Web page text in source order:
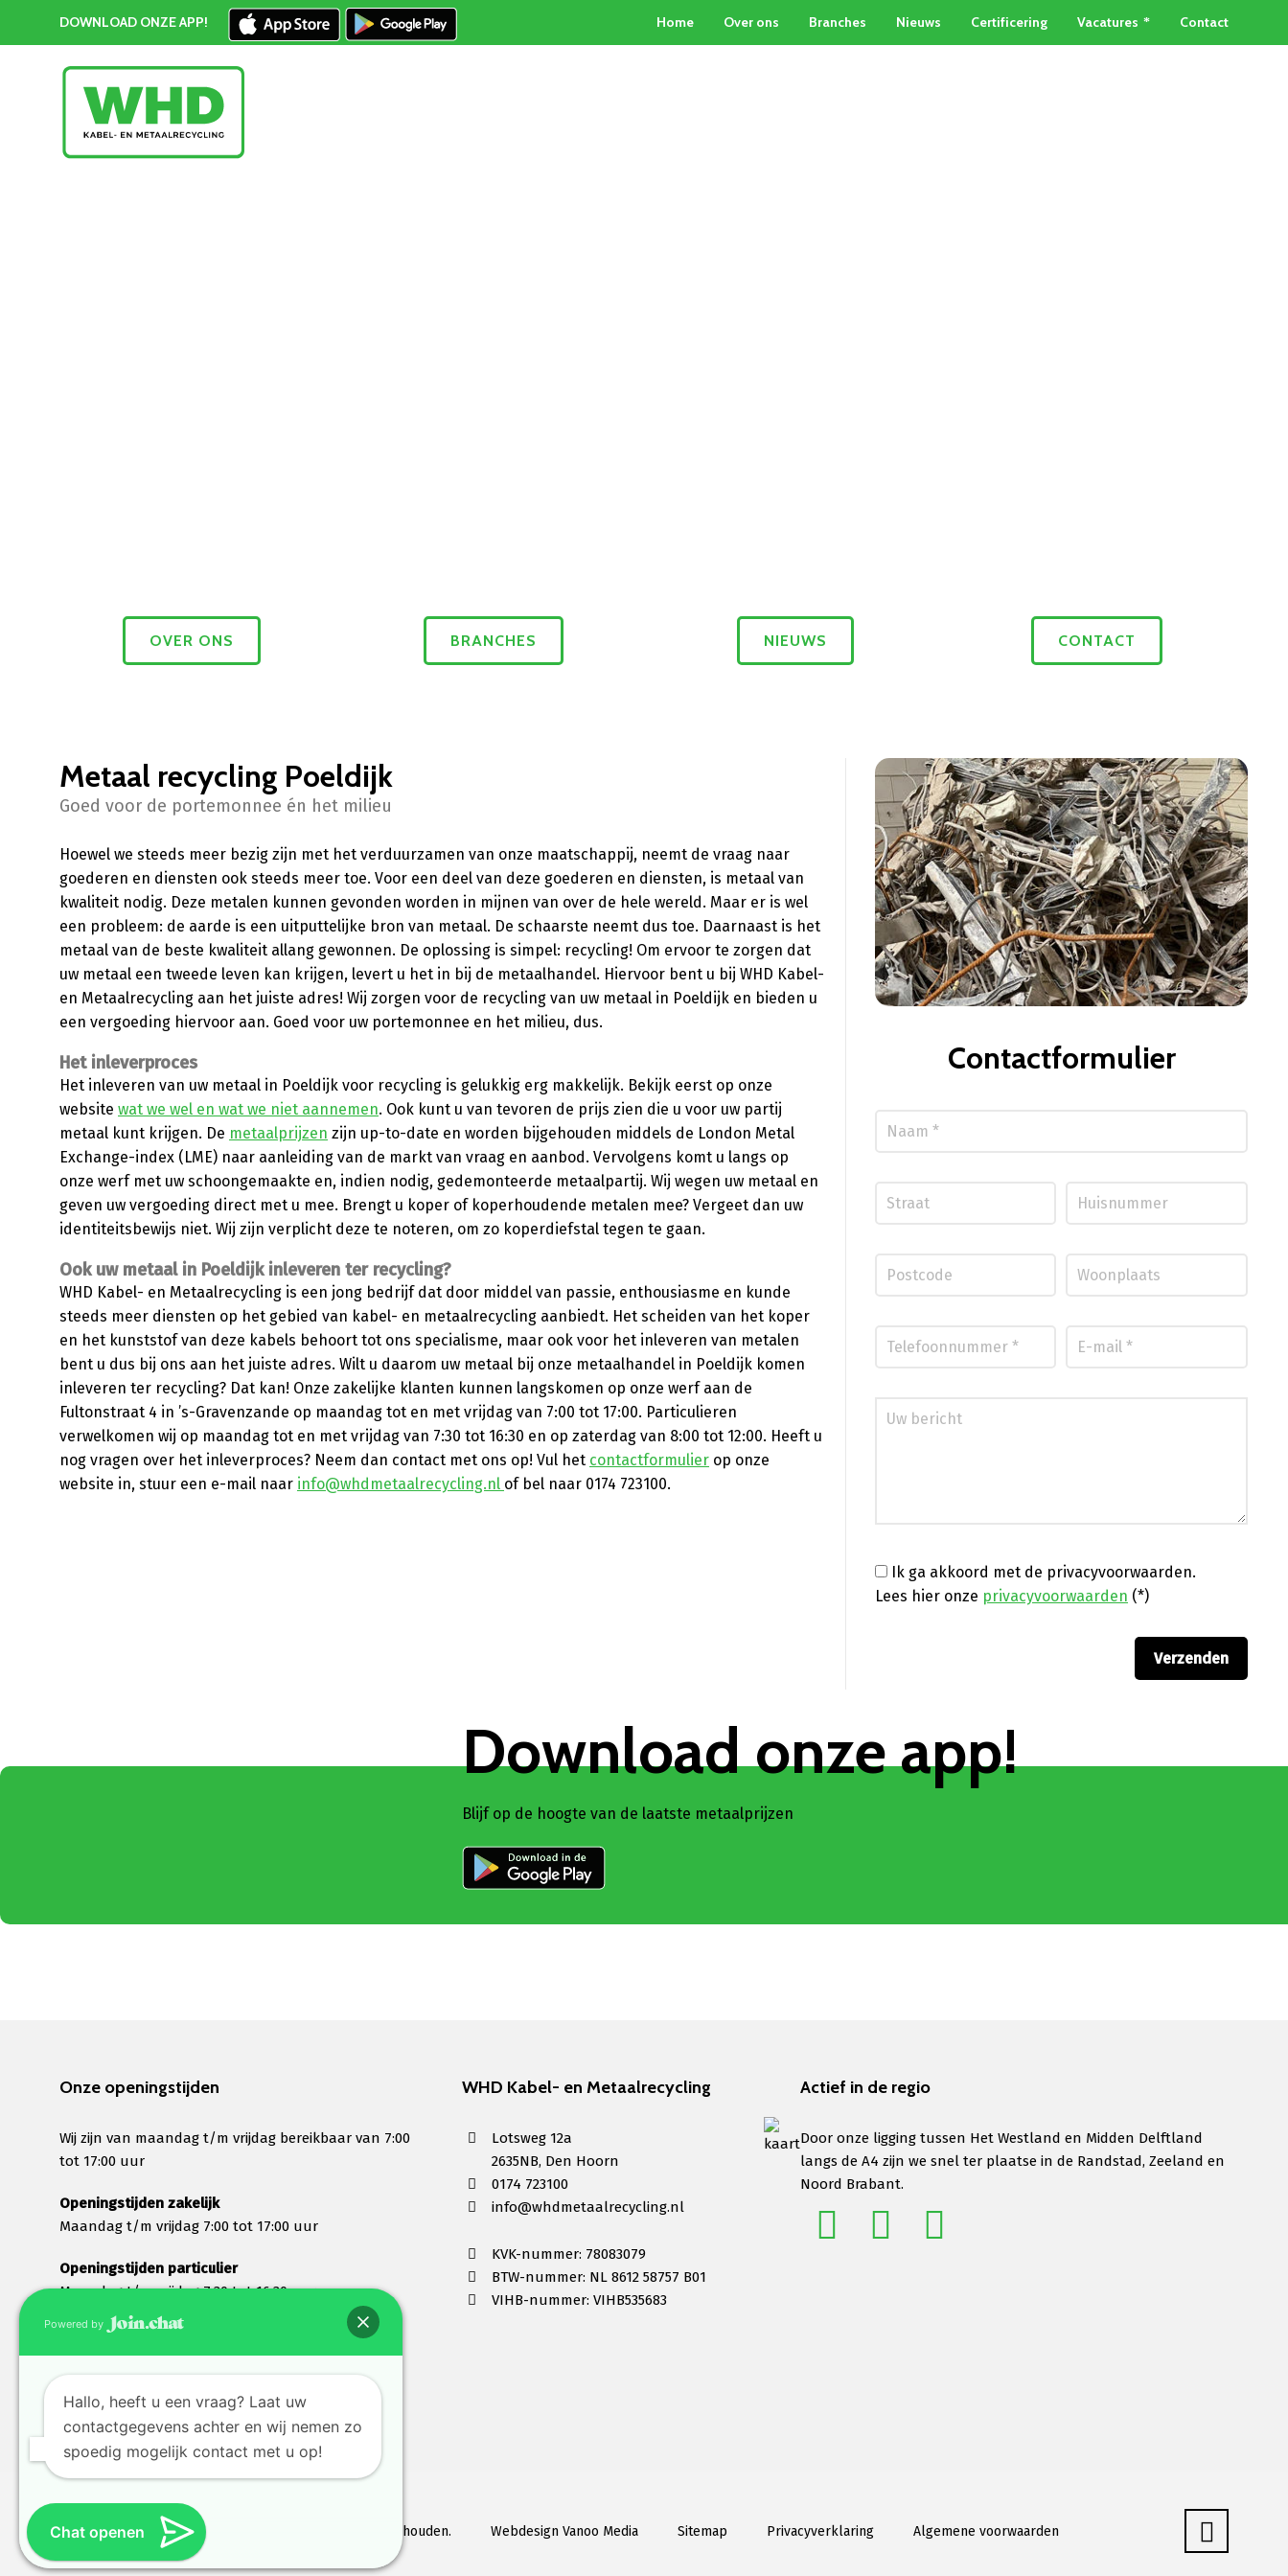
DOWNLOAD ONZE APP! Home Over ons Branches Nieuws Certificering Vacatures Contact
OVER ONS BRANCHES NIEUWS CONTACT
Metaal recycling Poeldijk
Goed voor de portemonnee én het milieu
Hoewel we steeds meer bezig zijn met het verduurzamen van onze maatschappij, neemt de vraag naar
goederen en diensten ook steeds meer toe. Voor een deel van deze goederen en diensten, is metaal van
kwaliteit nodig. Deze metalen kunnen gevonden worden in mijnen van over de hele wereld. Maar er is wel
een probleem: de aarde is een uitputtelijke bron van metaal. De schaarste neemt dus toe. Daarnaast is het
metaal van de beste kwaliteit allang gewonnen. De oplossing is simpel: recycling! Om ervoor te zorgen dat
uw metaal een tweede leven kan krijgen, levert u het in bij de metaalhandel. Hiervoor bent u bij WHD Kabel-
en Metaalrecycling aan het juiste adres! Wij zorgen voor de recycling van uw metaal in Poeldijk en bieden u
een vergoeding hiervoor aan. Goed voor uw portemonnee en het milieu, dus.
Het inleverproces
Het inleveren van uw metaal in Poeldijk voor recycling is gelukkig erg makkelijk. Bekijk eerst op onze
website wat we wel en wat we niet aannemen. Ook kunt u van tevoren de prijs zien die u voor uw partij
metaal kunt krijgen. De metaalprijzen zijn up-to-date en worden bijgehouden middels de London Metal
Exchange-index (LME) naar aanleiding van de markt van vraag en aanbod. Vervolgens komt u langs op
onze werf met uw schoongemaakte en, indien nodig, gedemonteerde metaalpartij. Wij wegen uw metaal en
geven uw vergoeding direct met u mee. Brengt u koper of koperhoudende metalen mee? Vergeet dan uw
identiteitsbewijs niet. Wij zijn verplicht deze te noteren, om zo koperdiefstal tegen te gaan.
Ook uw metaal in Poeldijk inleveren ter recycling?
WHD Kabel- en Metaalrecycling is een jong bedrijf dat door middel van passie, enthousiasme en kunde
steeds meer diensten op het gebied van kabel- en metaalrecycling aanbiedt. Het scheiden van het koper
en het kunststof van deze kabels behoort tot ons specialisme, maar ook voor het inleveren van metalen
bent u dus bij ons aan het juiste adres. Wilt u daarom uw metaal bij onze metaalhandel in Poeldijk komen
inleveren ter recycling? Dat kan! Onze zakelijke klanten kunnen langskomen op onze werf aan de
Fultonstraat 4 in ’s-Gravenzande op maandag tot en met vrijdag van 7:00 tot 17:00. Particulieren
verwelkomen wij op maandag tot en met vrijdag van 7:30 tot 16:30 en op zaterdag van 8:00 tot 12:00. Heeft u
nog vragen over het inleverproces? Neem dan contact met ons op! Vul het contactformulier op onze
website in, stuur een e-mail naar info@whdmetaalrecycling.nl of bel naar 0174 723100.
Contactformulier
Ik ga akkoord met de privacyvoorwaarden.
Lees hier onze privacyvoorwaarden (*)
Download onze app!
Blijf op de hoogte van de laatste metaalprijzen
Onze openingstijden
Wij zijn van maandag t/m vrijdag bereikbaar van 7:00
tot 17:00 uur
Openingstijden zakelijk
Maandag t/m vrijdag 7:00 tot 17:00 uur
Openingstijden particulier
Maandag t/m vrijdag 7:30 tot 16:30 uur
Zaterdag 8:00 tot 12:00 uur
Wij lunchen tussen 12:30 en 13:00 uur en zijn dan
gesloten
WHD Kabel- en Metaalrecycling
Lotsweg 12a
2635NB, Den Hoorn
0174 723100
info@whdmetaalrecycling.nl
KVK-nummer: 78083079
BTW-nummer: NL 8612 58757 B01
VIHB-nummer: VIHB535683
Actief in de regio
Door onze ligging tussen Het Westland en Midden Delftland
langs de A4 zijn we snel ter plaatse in de Randstad, Zeeland en
Noord Brabant.
©WHD Kabel- en Metaalrecycling. Alle rechten voorbehouden. Webdesign Vanoo Media Sitemap Privacyverklaring Algemene voorwaarden
Powered by
Hallo, heeft u een vraag? Laat uw
contactgegevens achter en wij nemen zo
spoedig mogelijk contact met u op!
Chat openen